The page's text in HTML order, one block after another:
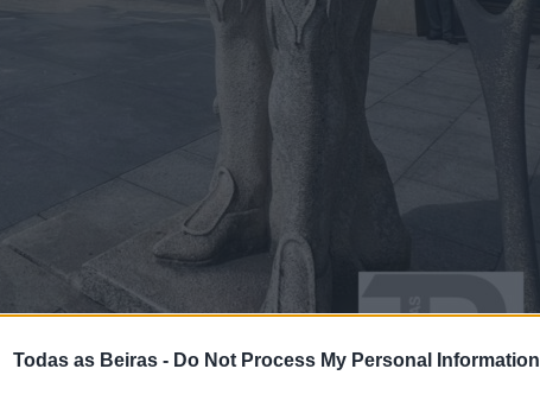
Todas as Beiras - Do Not Process My Personal Information